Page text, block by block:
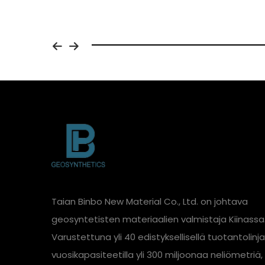
Taian Binbo New Material Co., Ltd. on johtava
geosyntetisten materiaalien valmistaja Kiinassa.
Varustettuna yli 40 edistyksellisellä
vuosikapasiteetilla yli 300 miljoonaa neliömetriä,